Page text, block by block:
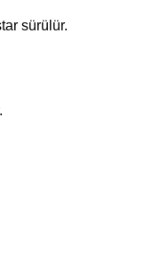
sürülür.